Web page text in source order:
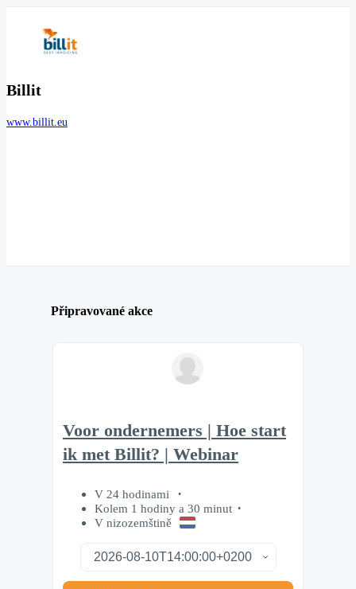
Billit
www.billit.eu
Připravované akce
Voor ondernemers | Hoe start
ik met Billit? | Webinar
V 24 hodinami
Kolem 1 hodiny a 30 minut
V nizozemštině